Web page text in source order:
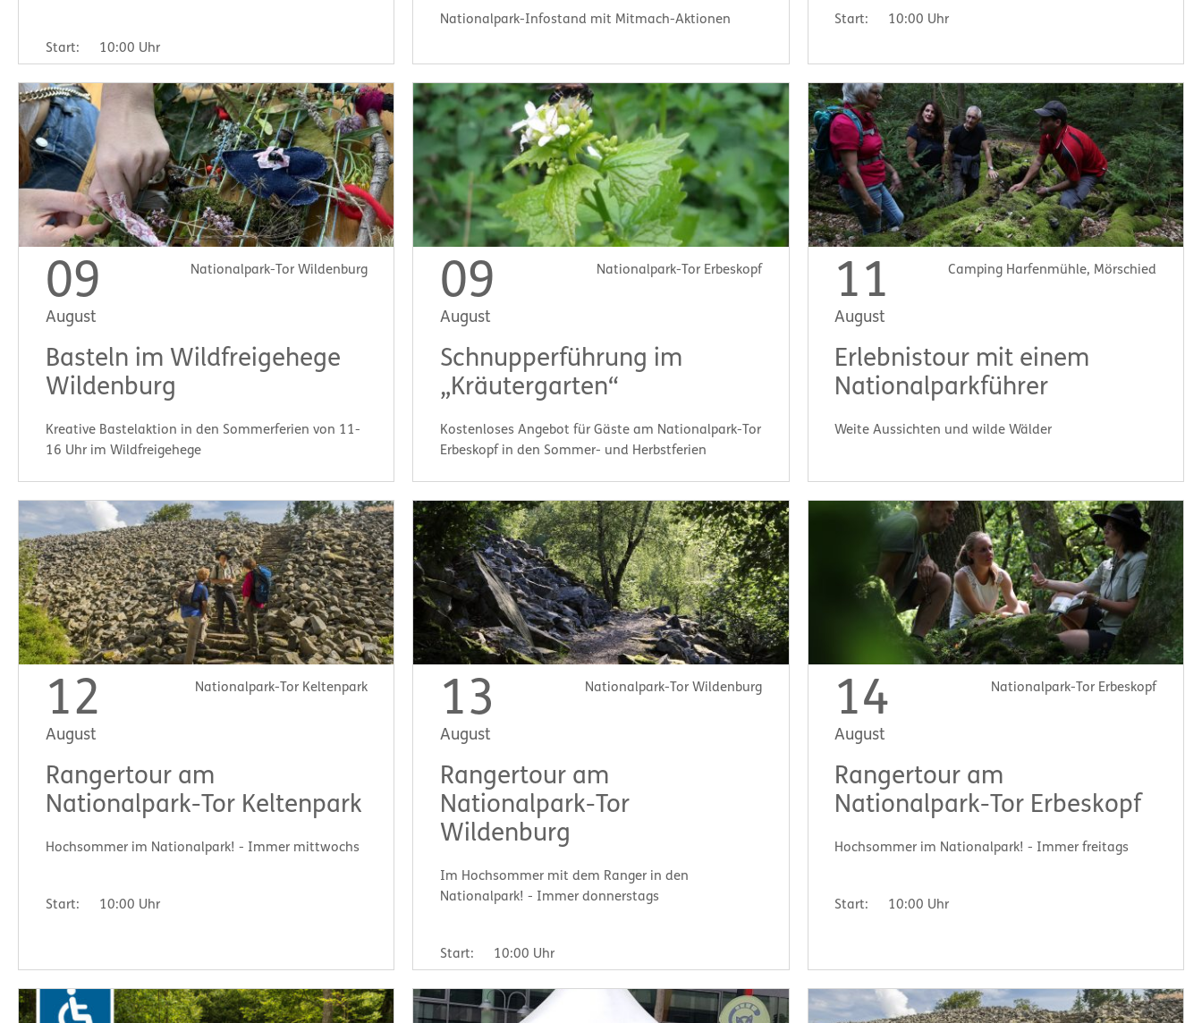
Start: 10:00 Uhr
Nationalpark-Infostand mit Mitmach-Aktionen Start: 10:00 Uhr
09
August
Nationalpark-Tor Wildenburg
Basteln im Wildfreigehege
Wildenburg
Kreative Bastelaktion in den Sommerferien von 11-
16 Uhr im Wildfreigehege
Start: 11:00 Uhr
09
August
Nationalpark-Tor Erbeskopf
Schnupperführung im
„Kräutergarten“
Kostenloses Angebot für Gäste am Nationalpark-Tor
Erbeskopf in den Sommer- und Herbstferien
Start: 14:00 Uhr
11
August
Camping Harfenmühle, Mörschied
Erlebnistour mit einem
Nationalparkführer
Weite Aussichten und wilde Wälder
12
August
Nationalpark-Tor Keltenpark
Rangertour am
Nationalpark-Tor Keltenpark
Hochsommer im Nationalpark! - Immer mittwochs
Start: 10:00 Uhr
13
August
Nationalpark-Tor Wildenburg
Rangertour am
Nationalpark-Tor
Wildenburg
Im Hochsommer mit dem Ranger in den
Nationalpark! - Immer donnerstags
Start: 10:00 Uhr
14
August
Nationalpark-Tor Erbeskopf
Rangertour am
Nationalpark-Tor Erbeskopf
Hochsommer im Nationalpark! - Immer freitags
Start: 10:00 Uhr